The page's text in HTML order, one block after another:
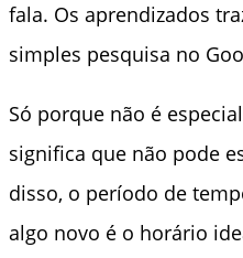
fala. Os aprendizados
simples pesquisa no
Só porque não é
significa que não pode
disso, o período de
algo novo é o horário